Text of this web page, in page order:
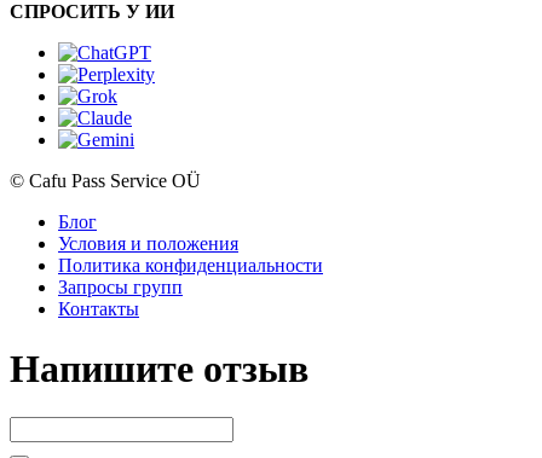
СПРОСИТЬ У ИИ
© Cafu Pass Service OÜ
Блог
Условия и положения
Политика конфиденциальности
Запросы групп
Контакты
Напишите отзыв